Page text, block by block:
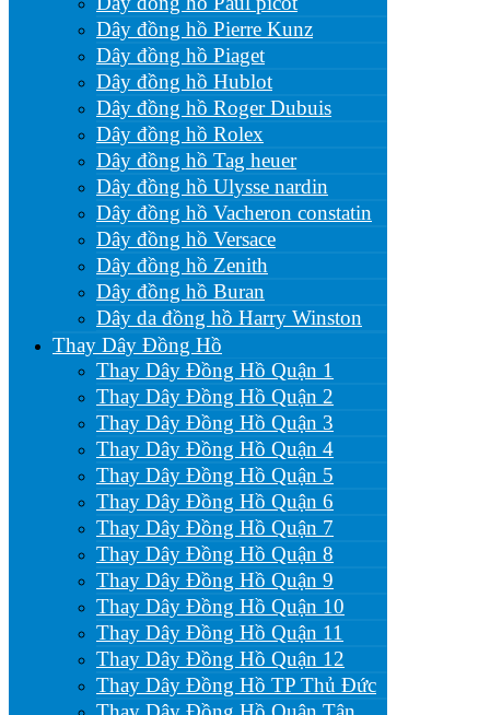
Dây đồng hồ Pierre Kunz
Dây đồng hồ Piaget
Dây đồng hồ Hublot
Dây đồng hồ Roger Dubuis
Dây đồng hồ Rolex
Dây đồng hồ Tag heuer
Dây đồng hồ Ulysse nardin
Dây đồng hồ Vacheron constatin
Dây đồng hồ Versace
Dây đồng hồ Zenith
Dây đồng hồ Buran
Dây da đồng hồ Harry Winston
Thay Dây Đồng Hồ
Thay Dây Đồng Hồ Quận 1
Thay Dây Đồng Hồ Quận 2
Thay Dây Đồng Hồ Quận 3
Thay Dây Đồng Hồ Quận 4
Thay Dây Đồng Hồ Quận 5
Thay Dây Đồng Hồ Quận 6
Thay Dây Đồng Hồ Quận 7
Thay Dây Đồng Hồ Quận 8
Thay Dây Đồng Hồ Quận 9
Thay Dây Đồng Hồ Quận 10
Thay Dây Đồng Hồ Quận 11
Thay Dây Đồng Hồ Quận 12
Thay Dây Đồng Hồ TP Thủ Đức